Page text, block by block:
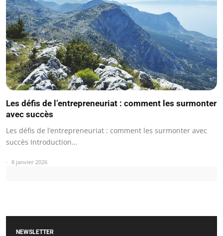
Les défis de l’entrepreneuriat : comment les surmonter
avec succès
Les défis de l’entrepreneuriat : comment les surmonter avec
succès Introduction…
8 janvier 2026
NEWSLETTER